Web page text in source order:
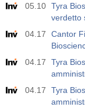
05.10 Tyra
verdetto
04.17
Cantor
04.17
Tyra
04.17
Tyra